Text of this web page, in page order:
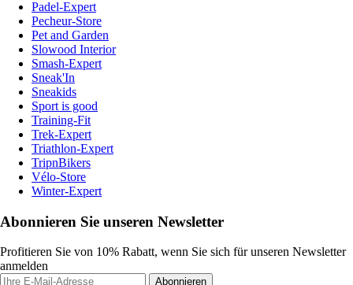
Padel-Expert
Pecheur-Store
Pet and Garden
Slowood Interior
Smash-Expert
Sneak'In
Sneakids
Sport is good
Training-Fit
Trek-Expert
Triathlon-Expert
TripnBikers
Vélo-Store
Winter-Expert
Abonnieren Sie unseren Newsletter
Profitieren Sie von 10% Rabatt, wenn Sie sich für unseren Newsletter
anmelden
Abonnieren